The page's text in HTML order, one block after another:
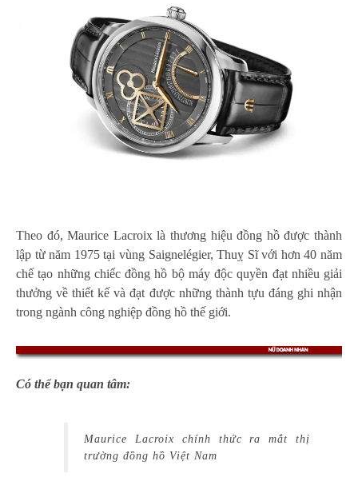
Theo đó, Maurice Lacroix là thương hiệu đồng hồ được thành
lập từ năm 1975 tại vùng Saignelégier, Thuỵ Sĩ với hơn 40 năm
chế tạo những chiếc đồng hồ bộ máy độc quyền đạt nhiều giải
thưởng về thiết kế và đạt được những thành tựu đáng ghi nhận
trong ngành công nghiệp đồng hồ thế giới.
Có thể bạn quan tâm:
Maurice Lacroix chính thức ra mắt thị
trường đồng hồ Việt Nam